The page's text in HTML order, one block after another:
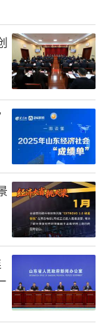
国物业管理》
主管，中国
一本国家级物
业精神，促进
宗旨，是物业
荣誉当选杂志
化转型引领的
践，不断赋能
坛以“商业模